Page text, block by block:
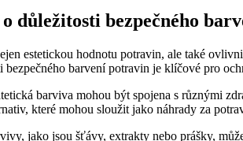
důležitosti bezpečného
estetickou hodnotu potravin, ale také
barvení potravin je klíčové pro
barviva mohou být spojena s různými
které mohou sloužit jako náhrady za
jako jsou šťávy, extrakty nebo prášky,